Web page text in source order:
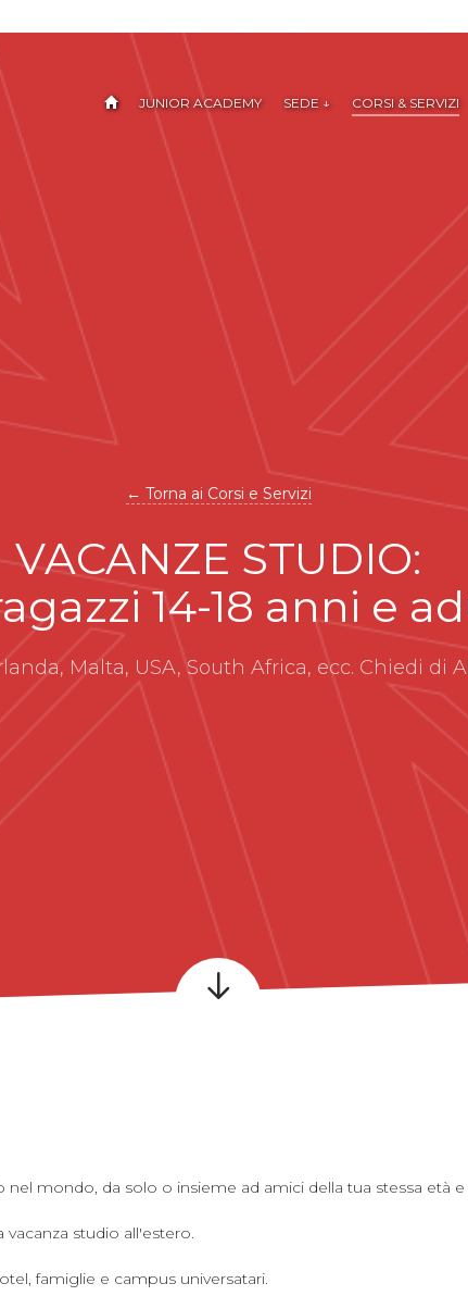
JUNIOR ACADEMY SEDE ↓ CORSI & SERVIZI
← Torna ai Corsi e Servizi
VACANZE STUDIO:
14-18 anni e
Malta, USA, South Africa, ecc. Chiedi di
mondo, da solo o insieme ad amici della tua stessa età
studio all'estero.
famiglie e campus universatari.